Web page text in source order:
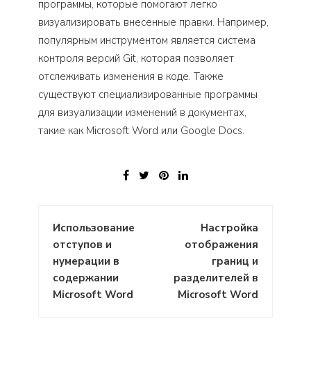
программы, которые помогают легко
визуализировать внесенные правки. Например,
популярным инструментом является система
контроля версий Git, которая позволяет
отслеживать изменения в коде. Также
существуют специализированные программы
для визуализации изменений в документах,
такие как Microsoft Word или Google Docs.
Навигация
по
записям
Использование
отступов и
нумерации в
содержании
Microsoft Word
Настройка
отображения
границ и
разделителей в
Microsoft Word